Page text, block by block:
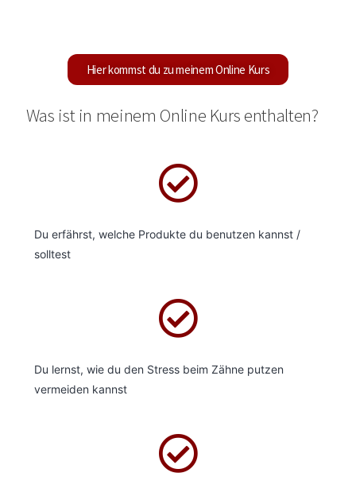
Hier kommst du zu meinem Online Kurs
Was ist in meinem Online Kurs enthalten?
Du erfährst, welche Produkte du benutzen kannst /
solltest
Du lernst, wie du den Stress beim Zähne putzen
vermeiden kannst